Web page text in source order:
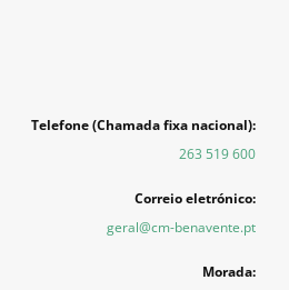
Telefone (Chamada fixa nacional):
263 519 600
Correio eletrónico:
geral@cm-benavente.pt
Morada: